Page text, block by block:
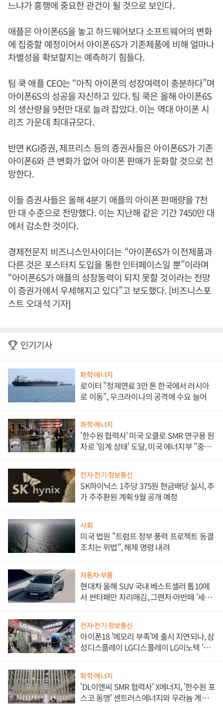
느냐가 흥행에 중요한 관건이 될 것으로 보인다.
애플은 아이폰6S을 놓고 하드웨어보다 소프트웨어의 변화
에 집중할 예정이어서 아이폰6S가 기존제품에 비해 얼마나
차별성을 확보할지는 예측하기 힘들다.
팀 쿡 애플 CEO는 “아직 아이폰의 성장여력이 충분하다”며
아이폰6S의 성공을 자신하고 있다. 팀 쿡은 올해 아이폰6S
의 생산량을 9천만 대로 늘려 잡았다. 이는 역대 아이폰 시
리즈 가운데 최대규모다.
반면 KGI증권, 제프리스 등의 증권사들은 아이폰6S가 기존
아이폰6와 큰 변화가 없어 아이폰 판매가 둔화할 것으로 전
망한다.
이들 증권사들은 올해 4분기 애플의 아이폰 판매량을 7천
만 대 수준으로 전망했다. 이는 지난해 같은 기간 7450만 대
에서 감소한 것이다.
경제전문지 비즈니스인사이더는 “아이폰6S가 이전제품과
다른 것은 포스터치 도입을 통한 인터페이스일 뿐”이라며
“아이폰6S가 애플의 성장동력이 되지 못할 것이라는 전망
이 증권가에서 우세해지고 있다”고 보도했다. [비즈니스포
스트 오대석 기자]
인기기사
화학·에너지
로이터 "정제연료 3만 톤 한국에서 러시아
로 이동", 우크라이나의 공격에 수요 늘어
화학·에너지
'한수원 협력사' 미국 오클로 SMR 연구용 원
자로 '임계 상태' 도달, 미국 에너지부 "중요
전자·전기·정보통신
SK하이닉스 1주당 375원 현금배당 실시, 추
가 주주환원 계획 9월 공개 예정
사회
미국 법원 "트럼프 정부 풍력 프로젝트 동결
조치는 위법", 해제 명령 내려
자동차·부품
현대차 올해 SUV 국내 베스트셀러 톱10에
서 싼타페만 자리매김, 그랜저·아반떼 '세단
전자·전기·정보통신
아이폰18 '메모리 부족'에 출시 지연되나, 삼
성디스플레이 LG디스플레이 LG이노텍 '탈
화학·에너지
'DL이앤씨 SMR 협력사' X에너지, '한수원 포
스코 동맹' 센트러스에너지와 우라늄 계약